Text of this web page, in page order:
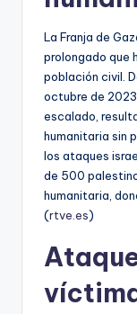
La Franja de
prolongado que
población civil.
octubre de
escalado,
humanitaria sin
los ataques
de 500
humanitaria,
(rtve.es)